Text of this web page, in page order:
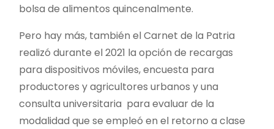
bolsa de alimentos quincenalmente.
Pero hay más, también el Carnet de la Patria
realizó durante el 2021 la opción de recargas
para dispositivos móviles, encuesta para
productores y agricultores urbanos y una
consulta universitaria para evaluar de la
modalidad que se empleó en el retorno a clase